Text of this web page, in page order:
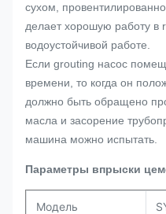
сухом,
делает хорошую работу в
водоустойчивой работе.
Если grouting насос
времени, то когда он
должно быть обращено
масла и засорение
машина можно испытать.
Параметры впрыски
Модель